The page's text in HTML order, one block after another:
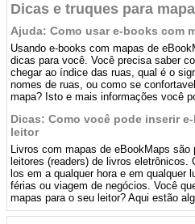
Dicas e truques para
Ajuda: Como usar e-books com
Usando e-books com mapas de
dicas para você. Você precisa saber
chegar ao índice das ruas, qual é o
nomes de ruas, ou como se
mapa? Isto e mais informações você
Dicas: Como você pode inserir
leitor
Livros com mapas de eBookMaps são
leitores (readers) de livros
los em a qualquer hora e em qualquer
férias ou viagem de negócios. Você
mapas para o seu leitor? Aqui estão